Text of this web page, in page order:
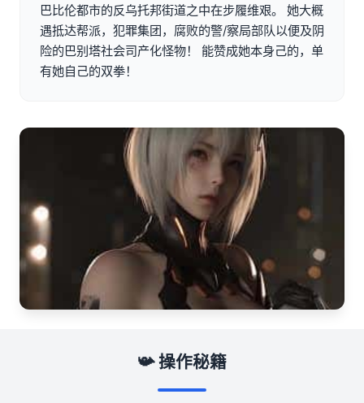
巴比伦都市的反乌托邦街道之中在步履维艰。 她大概
遇抵达帮派，犯罪集团，腐败的警/察局部队以便及阴
险的巴别塔社会司产化怪物！ 能赞成她本身己的，单
有她自己的双拳！
📯 操作秘籍